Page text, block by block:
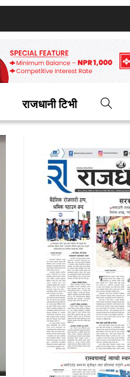
राजधानी टिभी